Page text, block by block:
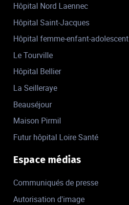
Hôpital Nord Laennec
Hôpital Saint-Jacques
Hôpital femme-enfant-adolescent
Le Tourville
Hôpital Bellier
La Seilleraye
Beauséjour
Maison Pirmil
Futur hôpital Loire Santé
Espace médias
Communiqués de presse
Autorisation d'image